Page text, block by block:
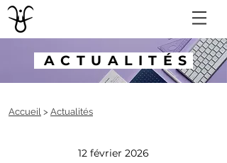
ACTUALITÉS
Accueil > Actualités
12 février 2026